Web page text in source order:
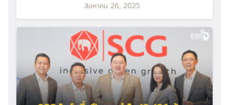
สิงหาคม 26, 2025